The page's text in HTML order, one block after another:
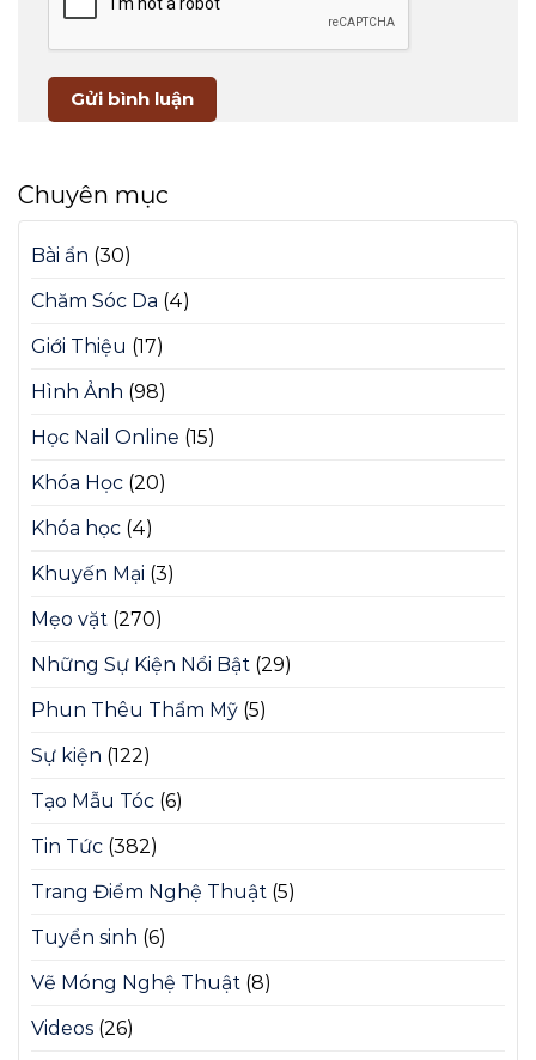
Chuyên mục
Bài ẩn (30)
Chăm Sóc Da (4)
Giới Thiệu (17)
Hình Ảnh (98)
Học Nail Online (15)
Khóa Học (20)
Khóa học (4)
Khuyến Mại (3)
Mẹo vặt (270)
Những Sự Kiện Nổi Bật (29)
Phun Thêu Thẩm Mỹ (5)
Sự kiện (122)
Tạo Mẫu Tóc (6)
Tin Tức (382)
Trang Điểm Nghệ Thuật (5)
Tuyển sinh (6)
Vẽ Móng Nghệ Thuật (8)
Videos (26)